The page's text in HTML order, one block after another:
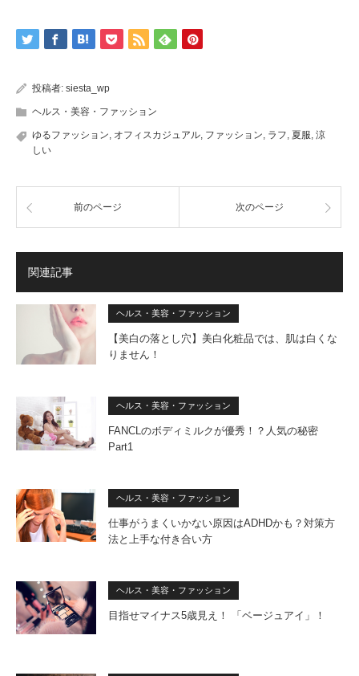
投稿者: siesta_wp
ヘルス・美容・ファッション
ゆるファッション, オフィスカジュアル, ファッション, ラフ, 夏服, 涼
しい
前のページ 次のページ
関連記事
ヘルス・美容・ファッション
【美白の落とし穴】美白化粧品では、肌は白くな
りません！
ヘルス・美容・ファッション
FANCLのボディミルクが優秀！？人気の秘密
Part1
ヘルス・美容・ファッション
仕事がうまくいかない原因はADHDかも？対策方
法と上手な付き合い方
ヘルス・美容・ファッション
目指せマイナス5歳見え！ 「ベージュアイ」！